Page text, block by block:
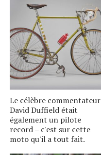
Le célèbre commentateur
David Duffield était
également un pilote
record – c'est sur cette
moto qu'il a tout fait.